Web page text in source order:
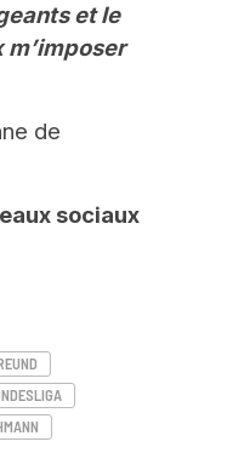
et le
de
sociaux